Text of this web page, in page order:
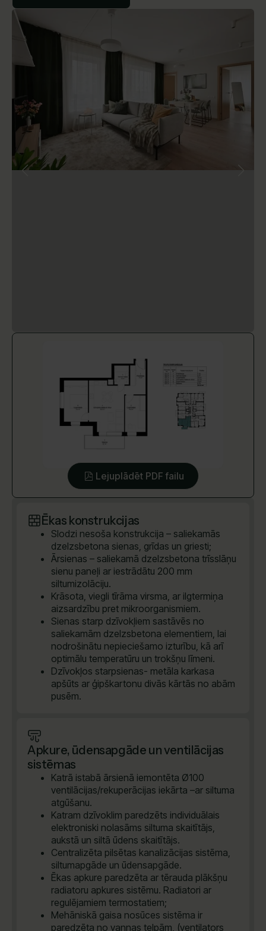
Lejuplādēt PDF failu
Ēkas konstrukcijas
Slodzi nesoša konstrukcija – saliekamās
dzelzsbetona sienas, grīdas un griesti;
Ārsienas – saliekamā dzelzsbetona trīsslāņu
sienu paneļi ar iestrādātu 200 mm
siltumizolāciju.
Krāsota, viegli tīrāma virsma, ar ilgtermiņa
aizsardzību pret mikroorganismiem.
Sienas starp dzīvokļiem sastāvēs no
saliekamām dzelzsbetona elementiem, lai
nodrošinātu nepieciešamo izturību, kā arī
optimālu temperatūru un trokšņu līmeni.
Dzīvokļos starpsienas- metāla karkasa
apšūts ar ģipškartonu divās kārtās no abām
pusēm.
Apkure, ūdensapgāde un ventilācijas
sistēmas
Katrā istabā ārsienā iemontēta Ø100
ventilācijas/rekuperācijas iekārta –ar siltuma
atgūšanu.
Katram dzīvoklim paredzēts individuālais
elektroniski nolasāms siltuma skaitītājs,
aukstā un siltā ūdens skaitītājs.
Centralizēta pilsētas kanalizācijas sistēma,
siltumapgāde un ūdensapgāde.
Ēkas apkure paredzēta ar tērauda plākšņu
radiatoru apkures sistēmu. Radiatori ar
regulējamiem termostatiem;
Mehāniskā gaisa nosūces sistēma ir
paredzēta no vannas telpām, (ventilators